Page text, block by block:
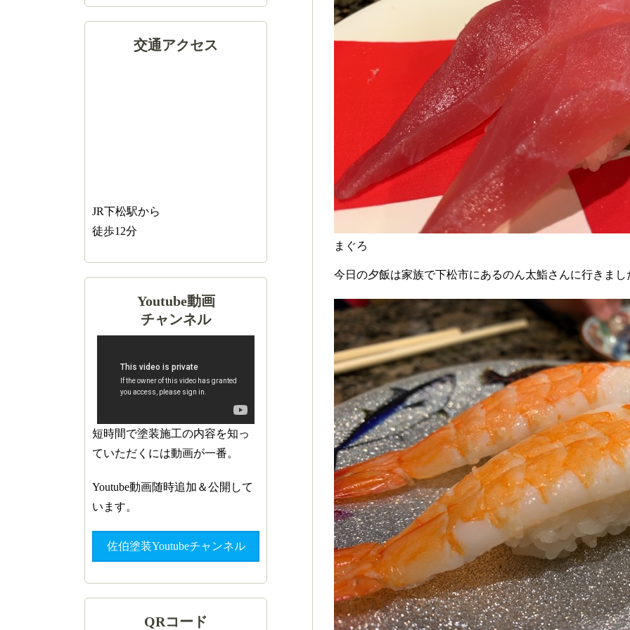
まぐろ
今日の夕飯は家族で下松市にあるのん太鮨さんに行きまし
交通アクセス
JR下松駅から
徒歩12分
Youtube動画
チャンネル
短時間で塗装施工の内容を知っ
ていただくには動画が一番。
Youtube動画随時追加＆公開して
います。
佐伯塗装Youtubeチャンネル
QRコード